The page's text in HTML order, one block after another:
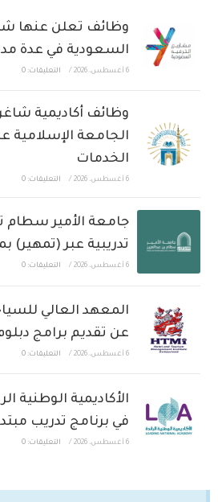
وظائف تعلن عنها
السعودية في عدة
6 أغسطس، 2026 / التعليقات: 0
وظائف أكاديمية
الجامعة الإسلامية
الخدمات
6 أغسطس، 2026 / التعليقات: 0
جامعة الأمير
تدريبية عبر (تمهير) بمكافأة
6 أغسطس، 2026 / التعليقات: 0
المعهد العالي
عن تقديم برامج
6 أغسطس، 2026 / التعليقات: 0
الأكاديمية الوطنية
في برنامج تدريب
6 أغسطس، 2026 / التعليقات: 0